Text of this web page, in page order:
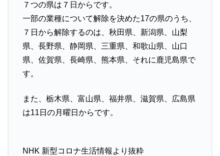
７つの県は７日からです。
一部の業種について解除を決めた17の県のうち、
７日から解除するのは、秋田県、新潟県、山梨
県、長野県、静岡県、三重県、和歌山県、山口
県、佐賀県、長崎県、熊本県、それに鹿児島県で
す。
また、栃木県、富山県、福井県、滋賀県、広島県
は11日の月曜日からです。
NHK 新型コロナ生活情報より抜粋